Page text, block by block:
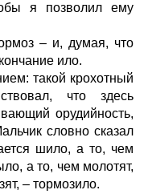
я позволил ему
– и, думая, что
ило.
такой крохотный
что здесь
орудийность,
словно сказал
шило, а то, чем
а то, чем молотят,
– тормозило.